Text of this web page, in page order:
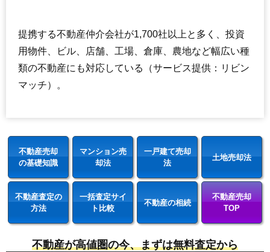
提携する不動産仲介会社が1,700社以上と多く、投資
用物件、ビル、店舗、工場、倉庫、農地など幅広い種
類の不動産にも対応している（サービス提供：リビン
マッチ）。
不動産売却
の基礎知識
マンション売
却法
一戸建て売却
法
土地売却法
不動産査定の
方法
一括査定サイ
ト比較
不動産の相続
不動産売却
TOP
不動産が高値圏の今、まずは無料査定から